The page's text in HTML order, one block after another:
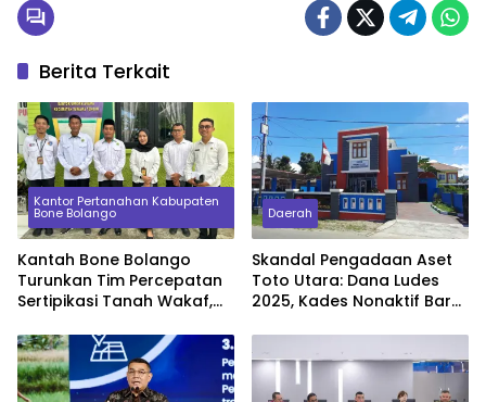
Berita Terkait
Kantor Pertanahan Kabupaten
Bone Bolango
Kantah Bone Bolango
Turunkan Tim Percepatan
Sertipikasi Tanah Wakaf,
KUA
Daerah
Skandal Pengadaan Aset
Toto Utara: Dana Ludes
2025, Kades Nonaktif Baru
Spesifikasi di 2026